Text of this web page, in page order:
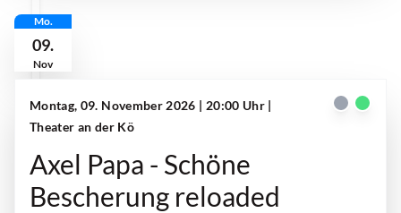
Mo.
09.
Nov
Montag, 09. November 2026 | 20:00 Uhr |
Theater an der Kö
Axel Papa - Schöne
Bescherung reloaded